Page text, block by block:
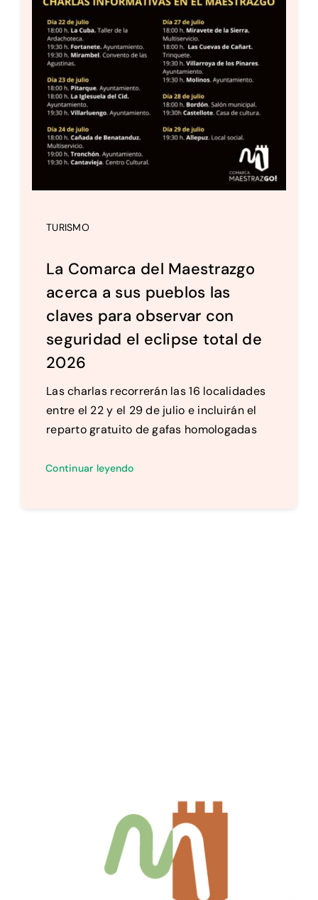
TURISMO
La Comarca del Maestrazgo
acerca a sus pueblos las
claves para observar con
seguridad el eclipse total de
2026
Las charlas recorrerán las 16 localidades
entre el 22 y el 29 de julio e incluirán el
reparto gratuito de gafas homologadas
Continuar leyendo